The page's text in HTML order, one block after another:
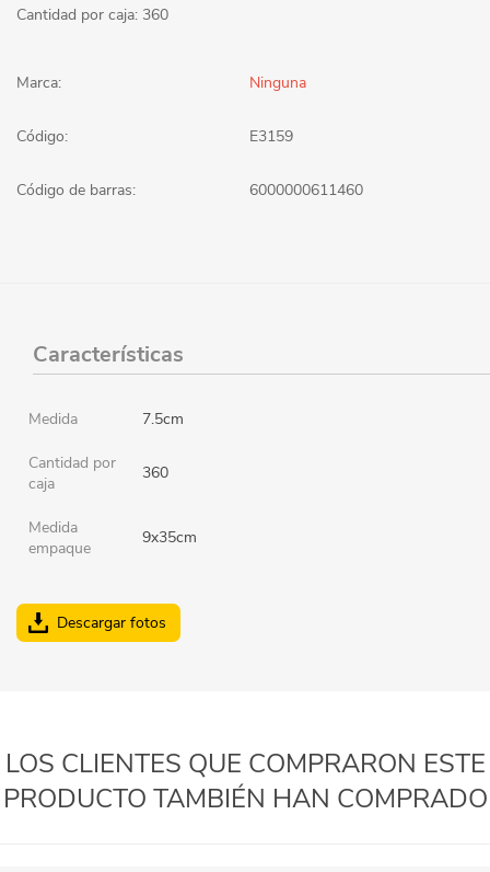
Cantidad por caja: 360
Marca: Ninguna
Código: E3159
Código de barras: 6000000611460
Características
Medida 7.5cm
Cantidad por
caja
360
Medida
empaque
9x35cm
Descargar fotos
LOS CLIENTES QUE COMPRARON ESTE
PRODUCTO TAMBIÉN HAN COMPRADO